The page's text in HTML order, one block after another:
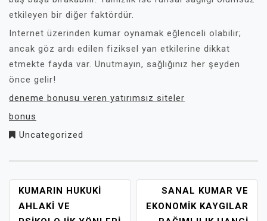
etkileyen bir diğer faktördür.
Internet üzerinden kumar oynamak eğlenceli olabilir;
ancak göz ardı edilen fiziksel yan etkilerine dikkat
etmekte fayda var. Unutmayın, sağlığınız her şeyden
önce gelir!
deneme bonusu veren yatırımsız siteler
bonus
Uncategorized
YAZI
GEZINMESI
KUMARIN HUKUKI
AHLAKI VE
SANAL KUMAR VE
EKONOMIK KAYGILAR